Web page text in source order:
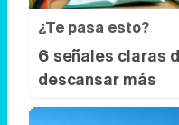
¿Te pasa esto?
6 señales claras
descansar más